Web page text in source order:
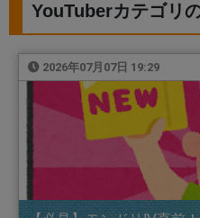
YouTuberカテゴリ
2026年07月07日 19:29